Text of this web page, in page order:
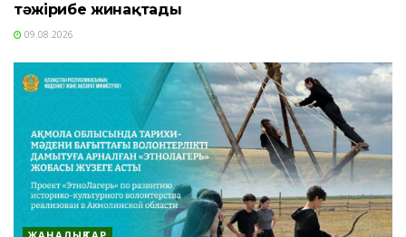
тәжірибе жинақтады
09.08.2026